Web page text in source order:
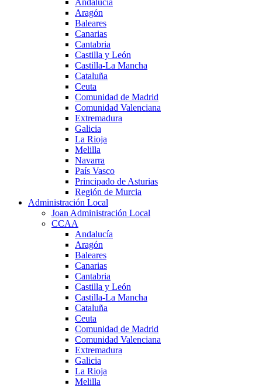
Aragón
Baleares
Canarias
Cantabria
Castilla y León
Castilla-La Mancha
Cataluña
Ceuta
Comunidad de Madrid
Comunidad Valenciana
Extremadura
Galicia
La Rioja
Melilla
Navarra
País Vasco
Principado de Asturias
Región de Murcia
Administración Local
Joan Administración Local
CCAA
Andalucía
Aragón
Baleares
Canarias
Cantabria
Castilla y León
Castilla-La Mancha
Cataluña
Ceuta
Comunidad de Madrid
Comunidad Valenciana
Extremadura
Galicia
La Rioja
Melilla